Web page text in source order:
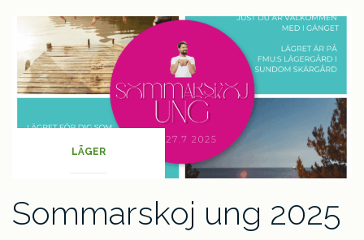
LÄGER
Sommarskoj ung 2025